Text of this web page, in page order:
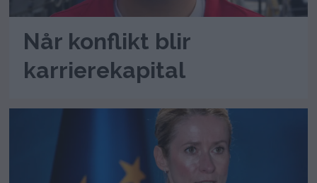
Når konflikt blir
karrierekapital